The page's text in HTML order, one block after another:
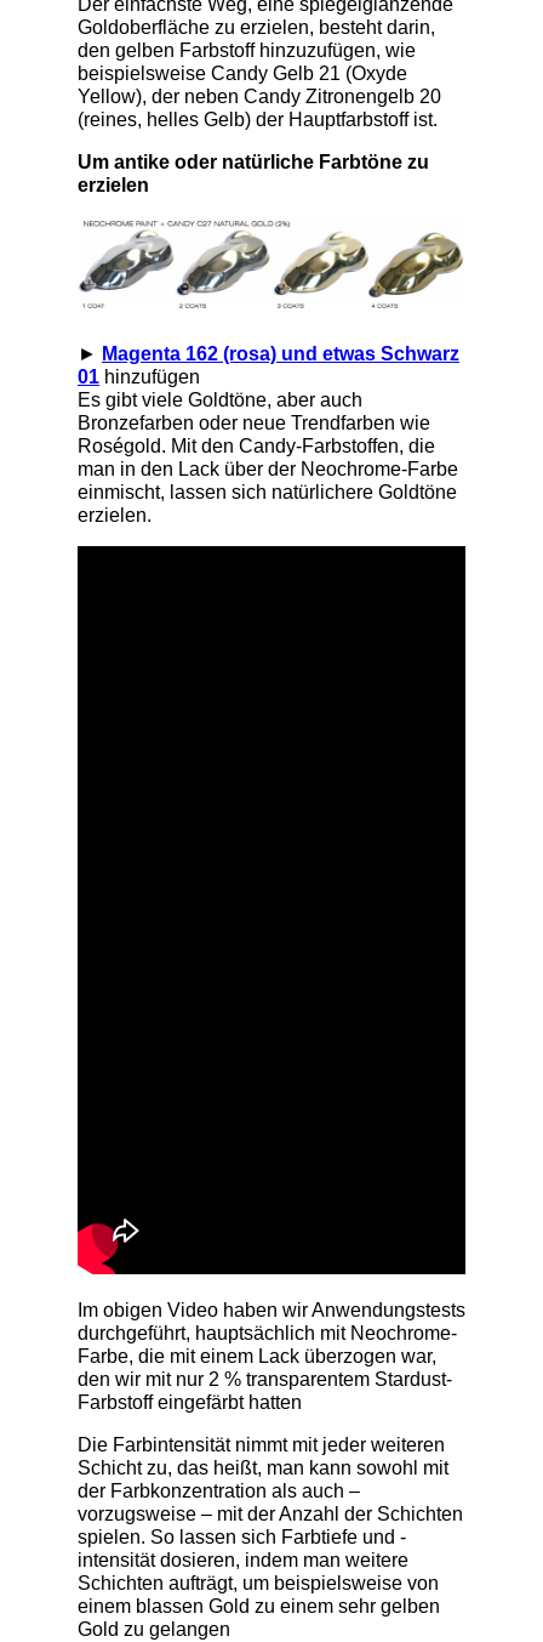
Der einfachste Weg, eine spiegelglänzende
Goldoberfläche zu erzielen, besteht darin,
den gelben Farbstoff hinzuzufügen, wie
beispielsweise Candy Gelb 21 (Oxyde
Yellow), der neben Candy Zitronengelb 20
(reines, helles Gelb) der Hauptfarbstoff ist.
Um antike oder natürliche Farbtöne zu
erzielen
► Magenta 162 (rosa) und etwas Schwarz
01 hinzufügen
Es gibt viele Goldtöne, aber auch
Bronzefarben oder neue Trendfarben wie
Roségold. Mit den Candy-Farbstoffen, die
man in den Lack über der Neochrome-Farbe
einmischt, lassen sich natürlichere Goldtöne
erzielen.
Im obigen Video haben wir Anwendungstests
durchgeführt, hauptsächlich mit Neochrome-
Farbe, die mit einem Lack überzogen war,
den wir mit nur 2 % transparentem Stardust-
Farbstoff eingefärbt hatten
Die Farbintensität nimmt mit jeder weiteren
Schicht zu, das heißt, man kann sowohl mit
der Farbkonzentration als auch –
vorzugsweise – mit der Anzahl der Schichten
spielen. So lassen sich Farbtiefe und -
intensität dosieren, indem man weitere
Schichten aufträgt, um beispielsweise von
einem blassen Gold zu einem sehr gelben
Gold zu gelangen